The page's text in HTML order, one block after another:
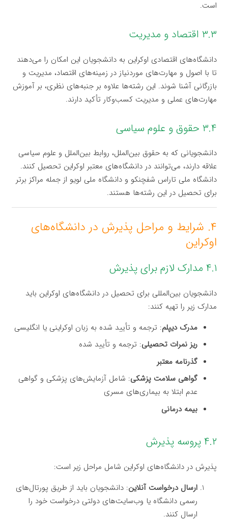
است.
۳.۳ اقتصاد و مدیریت
دانشگاه‌های اقتصادی اوکراین به دانشجویان این امکان را می‌دهند
تا با اصول و مهارت‌های موردنیاز در زمینه‌های اقتصاد، مدیریت و
بازرگانی آشنا شوند. این رشته‌ها علاوه بر جنبه‌های نظری، بر آموزش
مهارت‌های عملی و مدیریت کسب‌وکار تأکید دارند.
۳.۴ حقوق و علوم سیاسی
دانشجویانی که به حقوق بین‌الملل، روابط بین‌الملل و علوم سیاسی
علاقه دارند، می‌توانند در دانشگاه‌های معتبر اوکراین تحصیل کنند.
دانشگاه ملی تاراس شفچنکو و دانشگاه ملی لویو از جمله مراکز برتر
برای تحصیل در این رشته‌ها هستند.
۴. شرایط و مراحل پذیرش در دانشگاه‌های
اوکراین
۴.۱ مدارک لازم برای پذیرش
دانشجویان بین‌المللی برای تحصیل در دانشگاه‌های اوکراین باید
مدارک زیر را تهیه کنند:
مدرک دیپلم: ترجمه و تأیید شده به زبان اوکراینی یا انگلیسی
ریز نمرات تحصیلی: ترجمه و تأیید شده
گذرنامه معتبر
گواهی سلامت پزشکی: شامل آزمایش‌های پزشکی و گواهی
عدم ابتلا به بیماری‌های مسری
بیمه درمانی
۴.۲ پروسه پذیرش
پذیرش در دانشگاه‌های اوکراین شامل مراحل زیر است:
ارسال درخواست آنلاین: دانشجویان باید از طریق پورتال‌های
رسمی دانشگاه یا وب‌سایت‌های دولتی درخواست خود را
ارسال کنند.